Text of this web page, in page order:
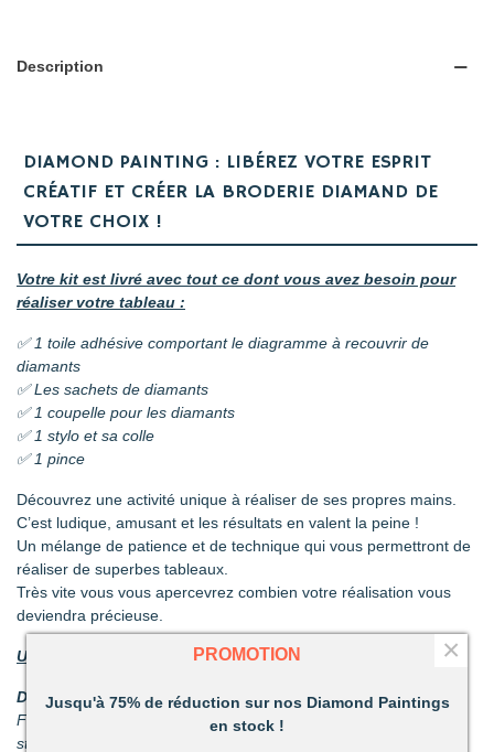
Description
DIAMOND PAINTING : LIBÉREZ VOTRE ESPRIT
CRÉATIF ET CRÉER LA BRODERIE DIAMAND DE
VOTRE CHOIX !
Votre kit est livré avec tout ce dont vous avez besoin pour
réaliser votre tableau :
✅ 1 toile adhésive comportant le diagramme à recouvrir de
diamants
✅ Les sachets de diamants
✅ 1 coupelle pour les diamants
✅ 1 stylo et sa colle
✅ 1 pince
Découvrez une activité unique à réaliser de ses propres mains.
C’est ludique, amusant et les résultats en valent la peine !
Un mélange de patience et de technique qui vous permettront de
réaliser de superbes tableaux.
Très vite vous vous apercevrez combien votre réalisation vous
deviendra précieuse.
Un loisir unique offrant de nombreux avantages :
Détente et relaxation :La vie peut parfois être stressante.
Faites disparaître les tensions en divergeant votre attention du
stress du quotidien.
PROMOTION
Jusqu'à 75% de réduction sur nos Diamond Paintings
en stock !
×